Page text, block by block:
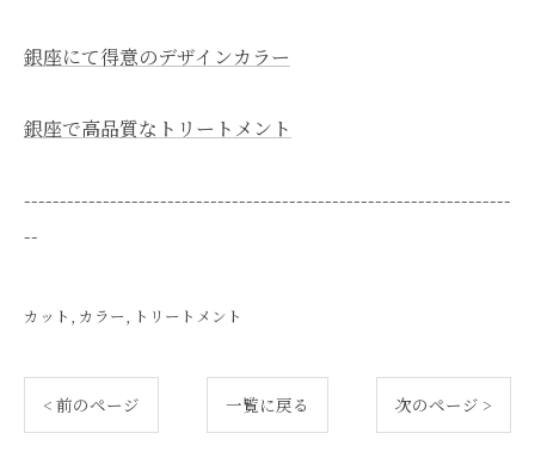
銀座にて得意のデザインカラー
銀座で高品質なトリートメント
--------------------------------------------------------------------
--
カット カラー トリートメント
< 前のページ 一覧に戻る 次のページ >